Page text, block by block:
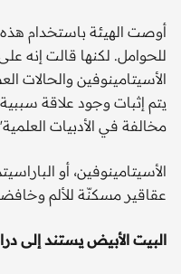
أوصت الهيئة باستخدام
للحوامل. لكنها قالت إنه
الأسيتامينوفين والحالات
يتم إثبات وجود علاقة
مخالفة في الأدبيات
الأسيتامينوفين، أو
عقاقير مسكنّة للألم
البيت الأبيض يستند إلى